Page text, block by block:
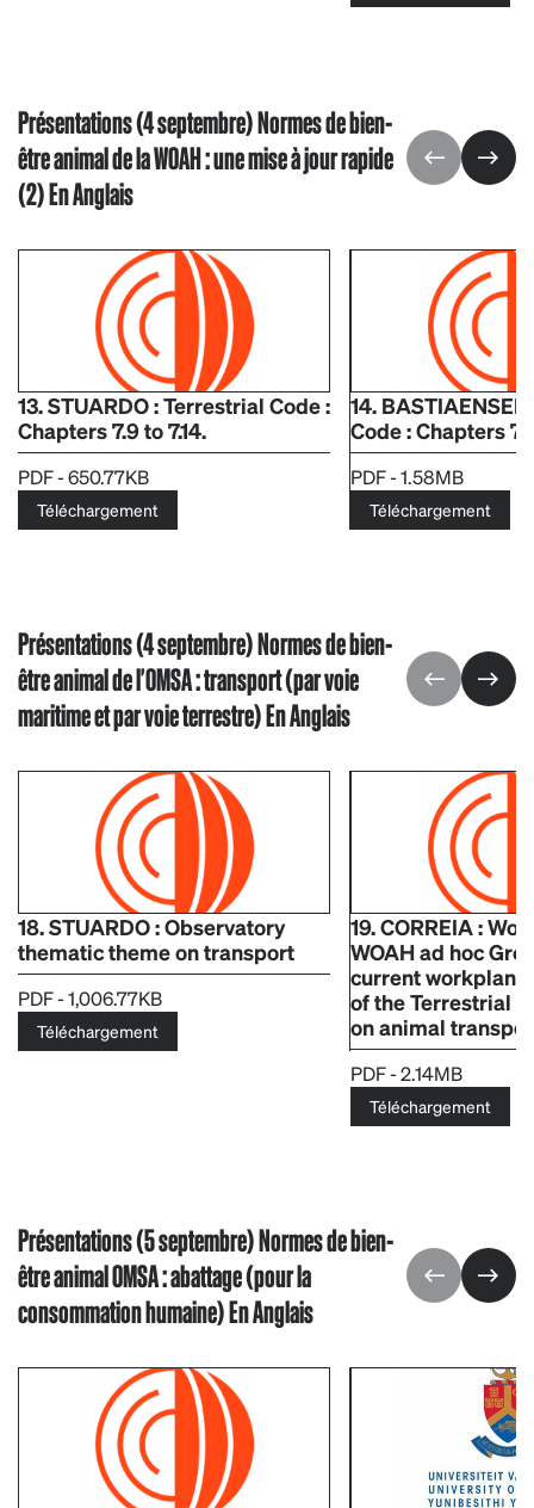
Présentations (4 septembre) Normes de bien-
être animal de la WOAH : une mise à jour rapide
(2) En Anglais
13. STUARDO : Terrestrial Code :
Chapters 7.9 to 7.14.
PDF - 650.77KB
Téléchargement
14.
Code : Chapters
PDF - 1.58MB
Téléchargement
Présentations (4 septembre) Normes de bien-
être animal de l'OMSA : transport (par voie
maritime et par voie terrestre) En Anglais
18. STUARDO : Observatory
thematic theme on transport
PDF - 1,006.77KB
Téléchargement
19. CORREIA :
WOAH ad hoc
current workplan
of the Terrestrial
on animal
PDF - 2.14MB
Téléchargement
Présentations (5 septembre) Normes de bien-
être animal OMSA : abattage (pour la
consommation humaine) En Anglais